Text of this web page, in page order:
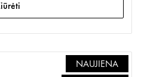
NAUJIENA